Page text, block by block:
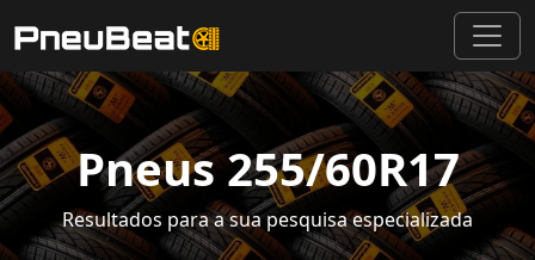
Pneus 255/60R17
Resultados para a sua pesquisa especializada